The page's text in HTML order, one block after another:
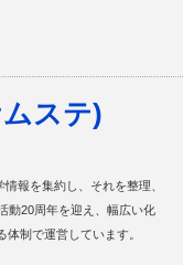
ステ)
報を集約し、それを整理、
動20周年を迎え、幅広い化
制で運営しています。